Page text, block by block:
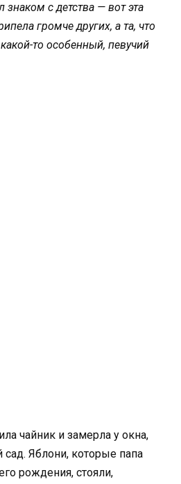
с детства — вот эта
громче других, а та, что
то особенный, певучий
чайник и замерла у окна,
Яблони, которые папа
рождения, стояли,